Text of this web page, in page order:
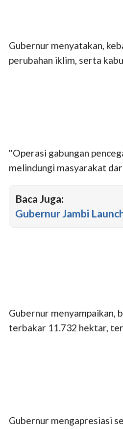
Gubernur menyatakan,
perubahan iklim, serta
"Operasi gabungan
melindungi masyarakat
Baca Juga:
Gubernur Jambi
Gubernur menyampaikan,
terbakar 11.732 hektar,
Gubernur mengapresiasi